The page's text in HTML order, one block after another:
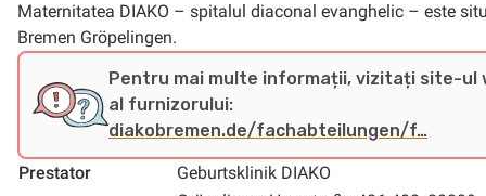
g
i
n
Maternitatea DIAKO – spitalul diaconal evanghelic – este
Bremen Gröpelingen.
Pentru mai multe informații, vizitați site-ul
al furnizorului:
diakobremen.de/fachabteilungen/f…
Prestator
Geburtsklinik DIAKO